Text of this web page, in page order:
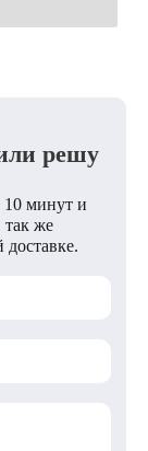
решу
10 минут и
так же
доставке.